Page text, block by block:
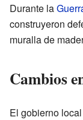
Durante la
construyeron
muralla de
Cambios
El gobierno